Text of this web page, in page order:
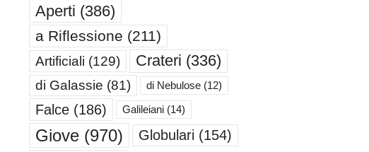
Aperti (386)
a Riflessione (211)
Artificiali (129) Crateri (336)
di Galassie (81) di Nebulose(12)
Falce(186) Galileiani(14)
Giove(970) Globulari (154)